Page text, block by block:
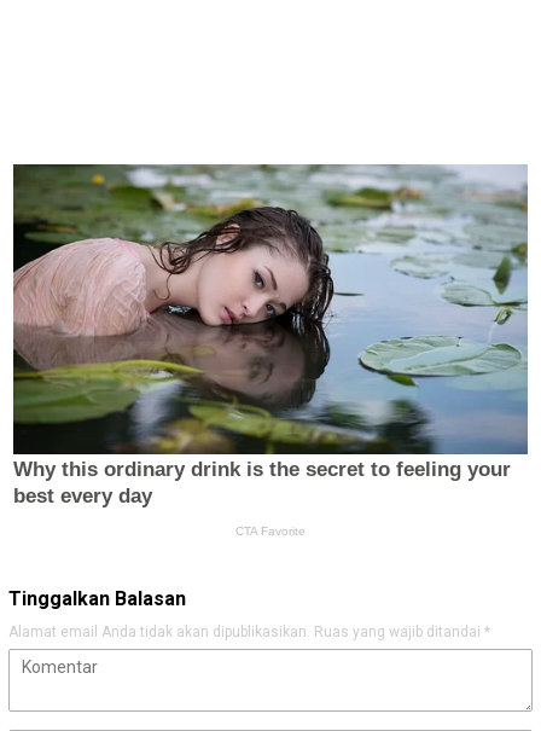
Tinggalkan Balasan
Alamat email Anda tidak akan dipublikasikan. Ruas yang wajib ditandai *